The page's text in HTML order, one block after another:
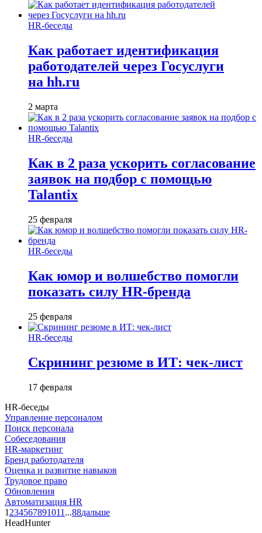
HR-беседы
Как работает идентификация
работодателей через Госуслуги
на hh.ru
2 марта
HR-беседы
Как в 2 раза ускорить согласование
заявок на подбор с помощью
Talantix
25 февраля
HR-беседы
Как юмор и волшебство помогли
показать силу HR-бренда
25 февраля
HR-беседы
Скрининг резюме в ИТ: чек-лист
17 февраля
HR-беседы
Управление персоналом
Поиск персонала
Собеседования
HR-маркетинг
Бренд работодателя
Оценка и развитие навыков
Трудовое право
Обновления
Автоматизация HR
1 234567891011 ...88дальше
HeadHunter